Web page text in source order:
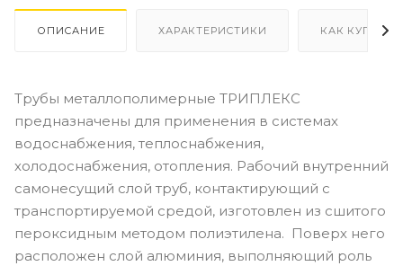
ОПИСАНИЕ ХАРАКТЕРИСТИКИ КАК КУПИТЬ
Трубы металлополимерные ТРИПЛЕКС
предназначены для применения в системах
водоснабжения, теплоснабжения,
холодоснабжения, отопления. Рабочий внутренний
самонесущий слой труб, контактирующий с
транспортируемой средой, изготовлен из сшитого
пероксидным методом полиэтилена. Поверх него
расположен слой алюминия, выполняющий роль